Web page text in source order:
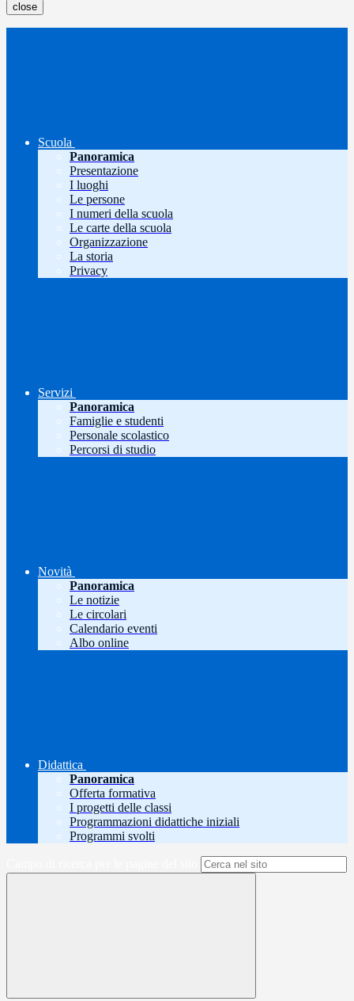
close
Scuola
Panoramica
Presentazione
I luoghi
Le persone
I numeri della scuola
Le carte della scuola
Organizzazione
La storia
Privacy
Servizi
Panoramica
Famiglie e studenti
Personale scolastico
Percorsi di studio
Novità
Panoramica
Le notizie
Le circolari
Calendario eventi
Albo online
Didattica
Panoramica
Offerta formativa
I progetti delle classi
Programmazioni didattiche iniziali
Programmi svolti